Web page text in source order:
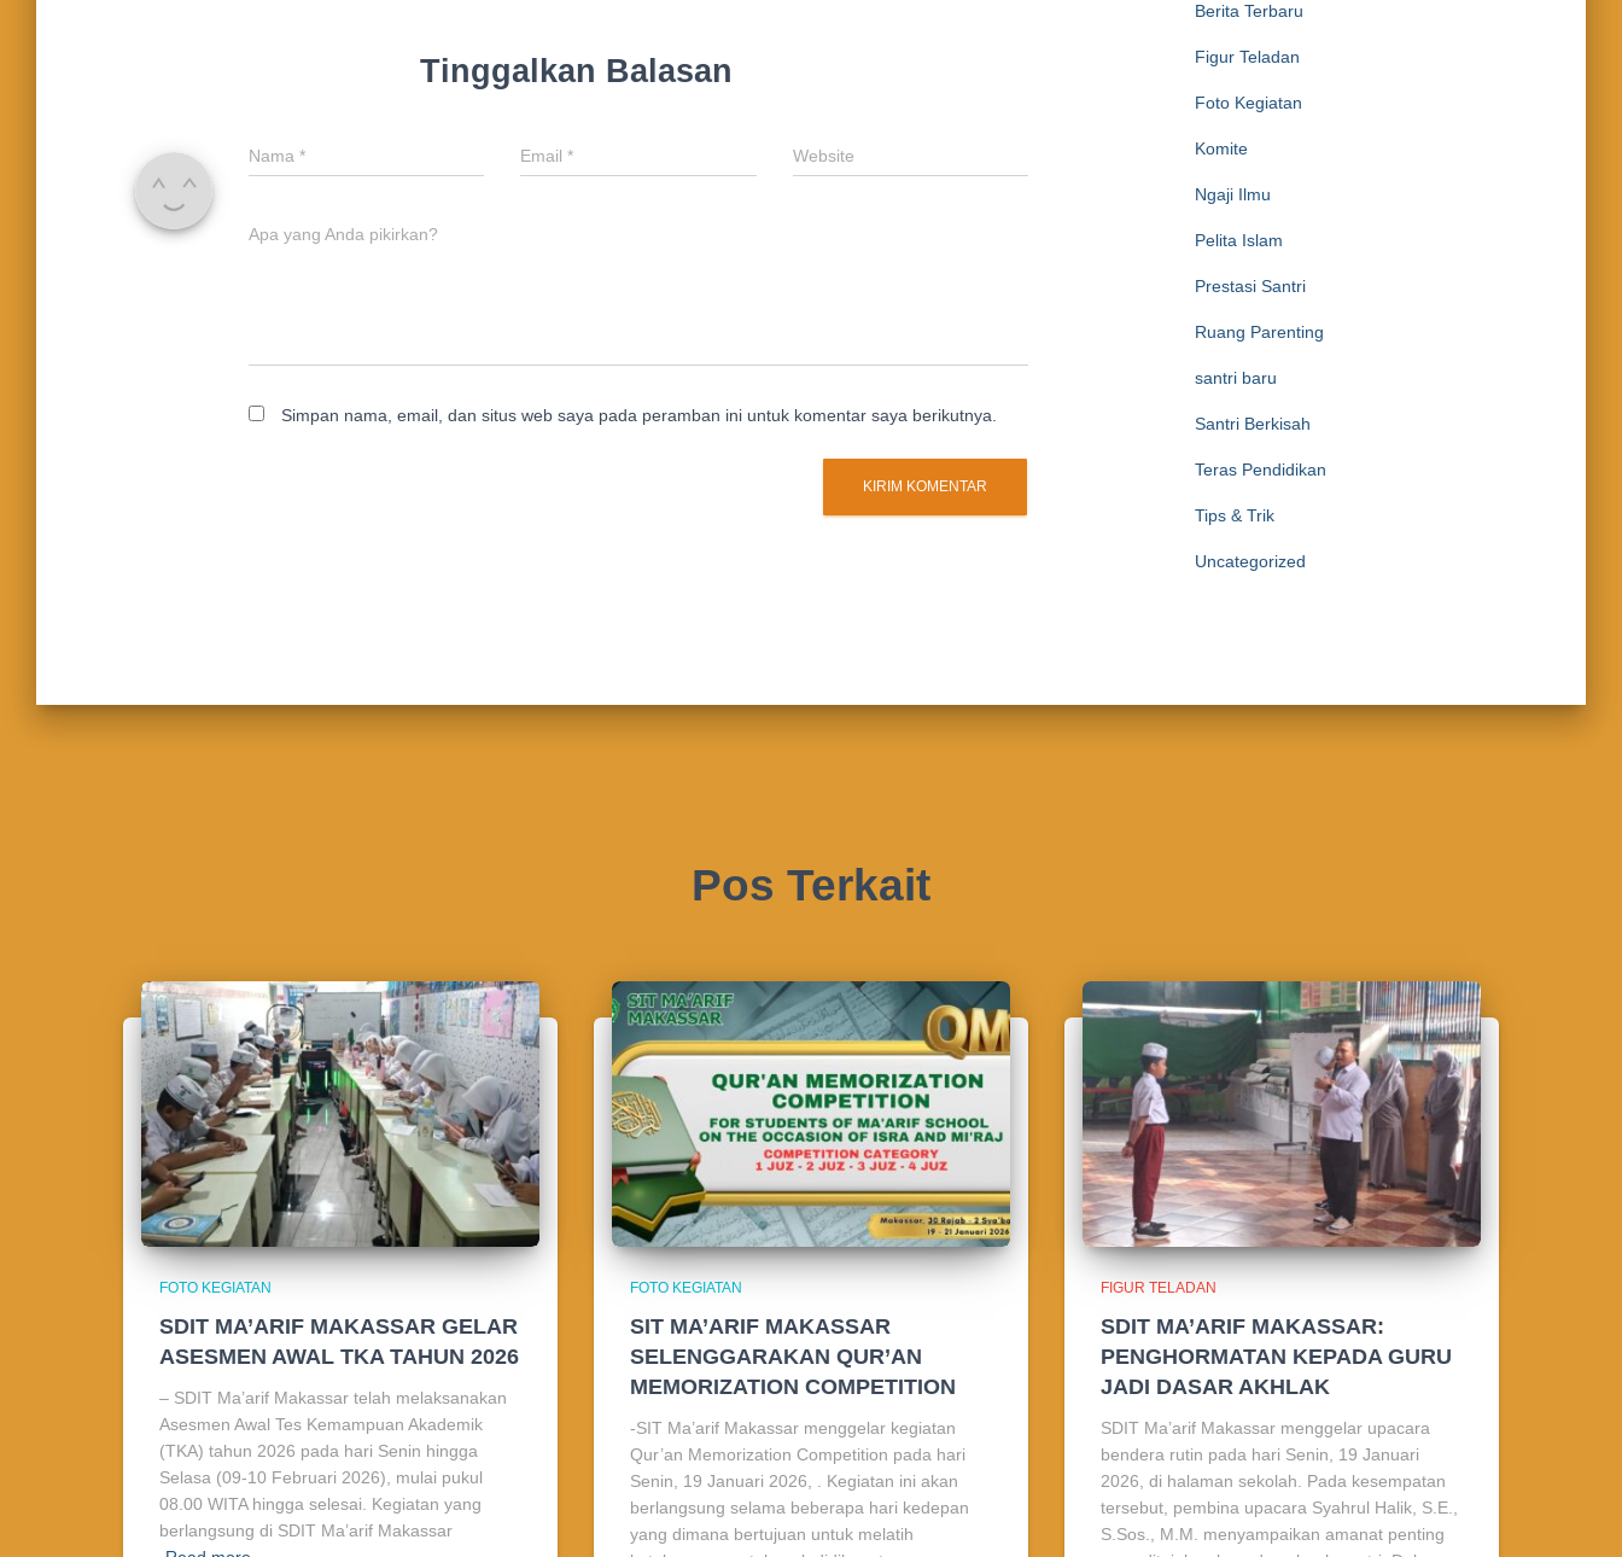
Tinggalkan Balasan
Nama * Email* Website
Apa yang Anda pikirkan?
Simpan nama, email, dan situs web saya pada peramban ini untuk komentar saya berikutnya.
Berita Terbaru
Figur Teladan
Foto Kegiatan
Komite
Ngaji Ilmu
Pelita Islam
Prestasi Santri
Ruang Parenting
santri baru
Santri Berkisah
Teras Pendidikan
Tips & Trik
Uncategorized
Pos Terkait
FOTO KEGIATAN
SDIT MA’ARIF MAKASSAR GELAR
ASESMEN AWAL TKA TAHUN 2026
– SDIT Ma’arif Makassar telah melaksanakan
Asesmen Awal Tes Kemampuan Akademik
(TKA) tahun 2026 pada hari Senin hingga
Selasa (09-10 Februari 2026), mulai pukul
08.00 WITA hingga selesai. Kegiatan yang
berlangsung di SDIT Ma’arif Makassar
FOTO KEGIATAN
SIT MA’ARIF MAKASSAR
SELENGGARAKAN QUR’AN
MEMORIZATION COMPETITION
-SIT Ma’arif Makassar menggelar kegiatan
Qur’an Memorization Competition pada hari
Senin, 19 Januari 2026, . Kegiatan ini akan
berlangsung selama beberapa hari kedepan
yang dimana bertujuan untuk melatih
FIGUR TELADAN
SDIT MA’ARIF MAKASSAR:
PENGHORMATAN KEPADA GURU
JADI DASAR AKHLAK
SDIT Ma’arif Makassar menggelar upacara
bendera rutin pada hari Senin, 19 Januari
2026, di halaman sekolah. Pada kesempatan
tersebut, pembina upacara Syahrul Halik, S.E.,
S.Sos., M.M. menyampaikan amanat penting